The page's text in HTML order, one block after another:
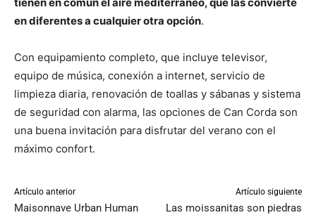
en diferentes a cualquier otra opción.
Con equipamiento completo, que incluye televisor,
equipo de música, conexión a internet, servicio de
limpieza diaria, renovación de toallas y sábanas y sistema
de seguridad con alarma, las opciones de Can Corda son
una buena invitación para disfrutar del verano con el
máximo confort.
Artículo anterior
Maisonnave Urban Human
Artículo siguiente
Las moissanitas son piedras